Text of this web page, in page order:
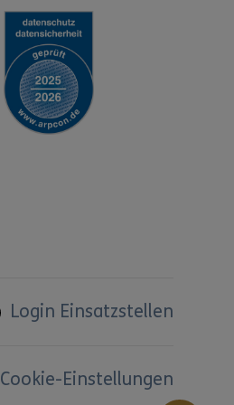
Login Einsatzstellen
Cookie-Einstellungen